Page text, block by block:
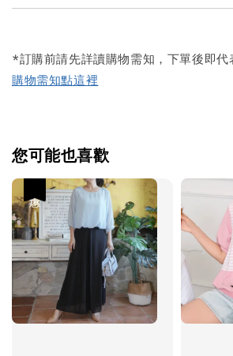
*訂購前請先詳讀購物需知，下單後即代
購物需知點這裡
您可能也喜歡